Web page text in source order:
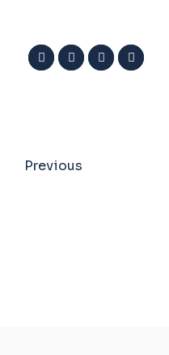
Previous